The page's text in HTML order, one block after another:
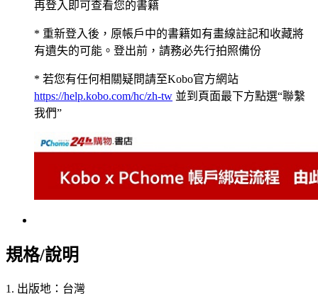
再登入即可查看您的書籍
* 重新登入後，原帳戶中的書籍如有畫線註記和收藏將
有遺失的可能。登出前，請務必先行拍照備份
* 若您有任何相關疑問請至Kobo官方網站
https://help.kobo.com/hc/zh-tw 並到頁面最下方點選“聯繫
我們”
規格/說明
1. 出版地：台灣